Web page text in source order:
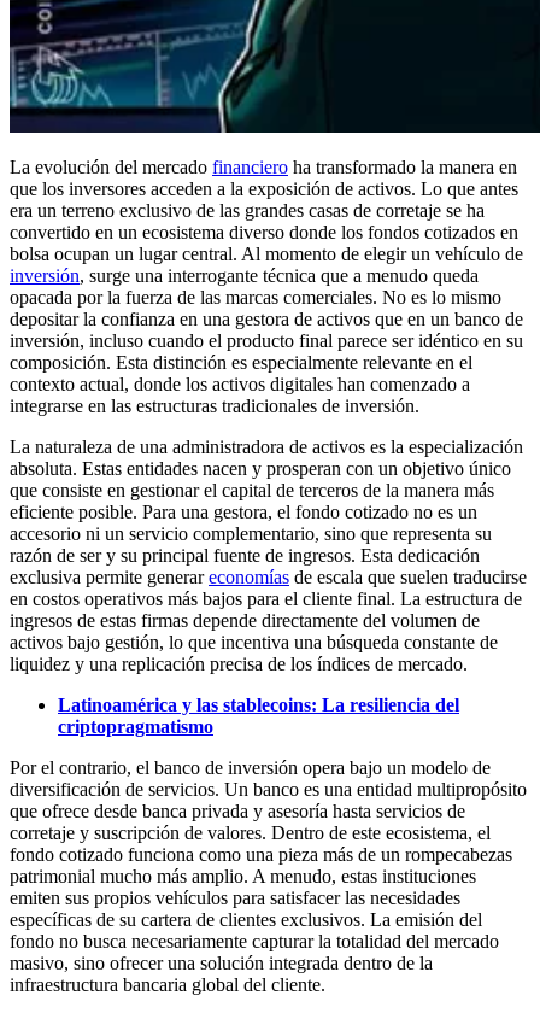
La evolución del mercado financiero ha transformado la manera en
que los inversores acceden a la exposición de activos. Lo que antes
era un terreno exclusivo de las grandes casas de corretaje se ha
convertido en un ecosistema diverso donde los fondos cotizados en
bolsa ocupan un lugar central. Al momento de elegir un vehículo de
inversión, surge una interrogante técnica que a menudo queda
opacada por la fuerza de las marcas comerciales. No es lo mismo
depositar la confianza en una gestora de activos que en un banco de
inversión, incluso cuando el producto final parece ser idéntico en su
composición. Esta distinción es especialmente relevante en el
contexto actual, donde los activos digitales han comenzado a
integrarse en las estructuras tradicionales de inversión.
La naturaleza de una administradora de activos es la especialización
absoluta. Estas entidades nacen y prosperan con un objetivo único
que consiste en gestionar el capital de terceros de la manera más
eficiente posible. Para una gestora, el fondo cotizado no es un
accesorio ni un servicio complementario, sino que representa su
razón de ser y su principal fuente de ingresos. Esta dedicación
exclusiva permite generareconomías de escala que suelen traducirse
en costos operativos más bajos para el cliente final. La estructura de
ingresos de estas firmas depende directamente del volumen de
activos bajo gestión, lo que incentiva una búsqueda constante de
liquidez y una replicación precisa de los índices de mercado.
Latinoamérica y las stablecoins: La resiliencia del
criptopragmatismo
Por el contrario, el banco de inversión opera bajo un modelo de
diversificación de servicios. Un banco es una entidad multipropósito
que ofrece desde banca privada y asesoría hasta servicios de
corretaje y suscripción de valores. Dentro de este ecosistema, el
fondo cotizado funciona como una pieza más de un rompecabezas
patrimonial mucho más amplio. A menudo, estas instituciones
emiten sus propios vehículos para satisfacer las necesidades
específicas de su cartera de clientes exclusivos. La emisión del
fondo no busca necesariamente capturar la totalidad del mercado
masivo, sino ofrecer una solución integrada dentro de la
infraestructura bancaria global del cliente.